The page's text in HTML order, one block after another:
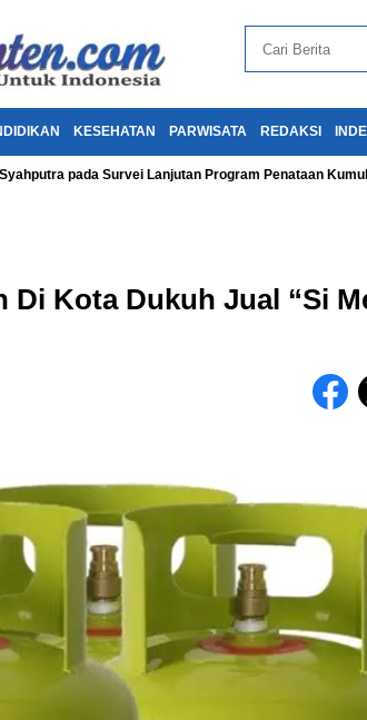
KESEHATAN PARWISATA REDAKSI
pada Survei Lanjutan Program Penataan
Di Kota Dukuh Jual “Si